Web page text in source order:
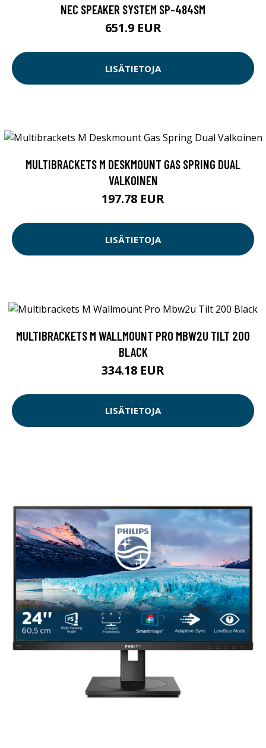
NEC SPEAKER SYSTEM SP-484SM
651.9 EUR
LISÄTIETOJA
MULTIBRACKETS M DESKMOUNT GAS SPRING DUAL
VALKOINEN
197.78 EUR
LISÄTIETOJA
MULTIBRACKETS M WALLMOUNT PRO MBW2U TILT 200
BLACK
334.18 EUR
LISÄTIETOJA